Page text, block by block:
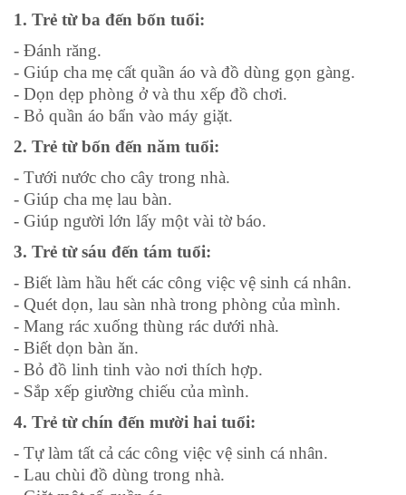
1. Trẻ từ ba đến bốn tuổi:
- Đánh răng.
- Giúp cha mẹ cất quần áo và đồ dùng gọn gàng.
- Dọn dẹp phòng ở và thu xếp đồ chơi.
- Bỏ quần áo bẩn vào máy giặt.
2. Trẻ từ bốn đến năm tuổi:
- Tưới nước cho cây trong nhà.
- Giúp cha mẹ lau bàn.
- Giúp người lớn lấy một vài tờ báo.
3. Trẻ từ sáu đến tám tuổi:
- Biết làm hầu hết các công việc vệ sinh cá nhân.
- Quét dọn, lau sàn nhà trong phòng của mình.
- Mang rác xuống thùng rác dưới nhà.
- Biết dọn bàn ăn.
- Bỏ đồ linh tinh vào nơi thích hợp.
- Sắp xếp giường chiếu của mình.
4. Trẻ từ chín đến mười hai tuổi:
- Tự làm tất cả các công việc vệ sinh cá nhân.
- Lau chùi đồ dùng trong nhà.